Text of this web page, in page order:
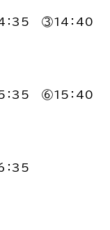
：35 ③14：40
：35 ⑥15：40
35